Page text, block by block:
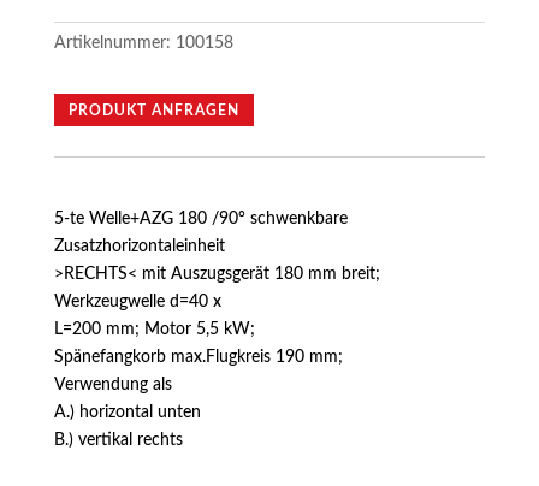
Artikelnummer: 100158
PRODUKT ANFRAGEN
5-te Welle+AZG 180 /90° schwenkbare
Zusatzhorizontaleinheit
>RECHTS< mit Auszugsgerät 180 mm breit;
Werkzeugwelle d=40 x
L=200 mm; Motor 5,5 kW;
Spänefangkorb max.Flugkreis 190 mm;
Verwendung als
A.) horizontal unten
B.) vertikal rechts